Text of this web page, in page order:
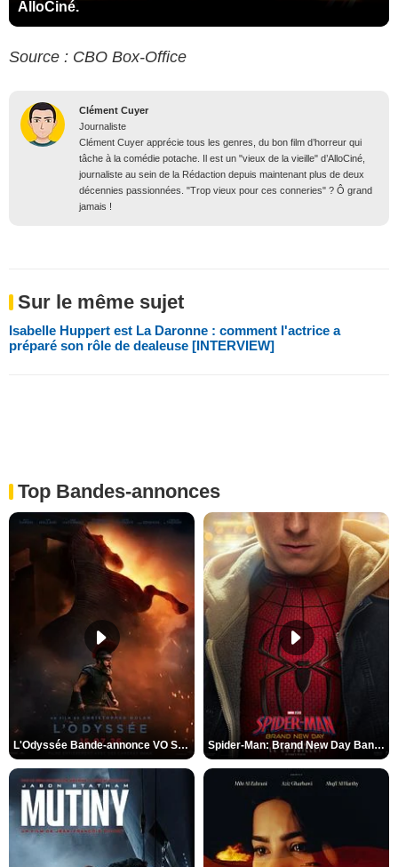
AlloCiné.
Source : CBO Box-Office
Clément Cuyer
Journaliste
Clément Cuyer apprécie tous les genres, du bon film d’horreur qui
tâche à la comédie potache. Il est un "vieux de la vieille" d’AlloCiné,
journaliste au sein de la Rédaction depuis maintenant plus de deux
décennies passionnées. "Trop vieux pour ces conneries" ? Ô grand
jamais !
Sur le même sujet
Isabelle Huppert est La Daronne : comment l'actrice a
préparé son rôle de dealeuse [INTERVIEW]
Top Bandes-annonces
L'Odyssée Bande-annonce VO STFR Spider-Man: Brand New Day Bande-annonce VO STFR